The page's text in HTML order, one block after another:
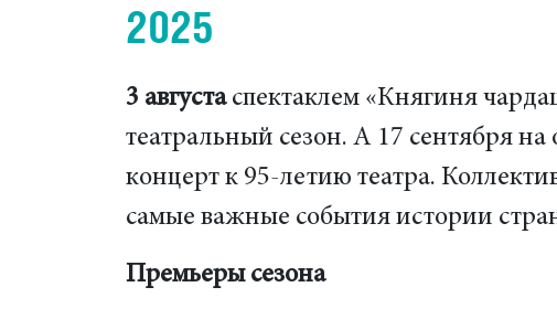
2025
3 августаспектаклем «Княгиня
театральный сезон. А 17 сентября
концерт к 95-летию театра.
самые важные события истории
Премьеры сезона